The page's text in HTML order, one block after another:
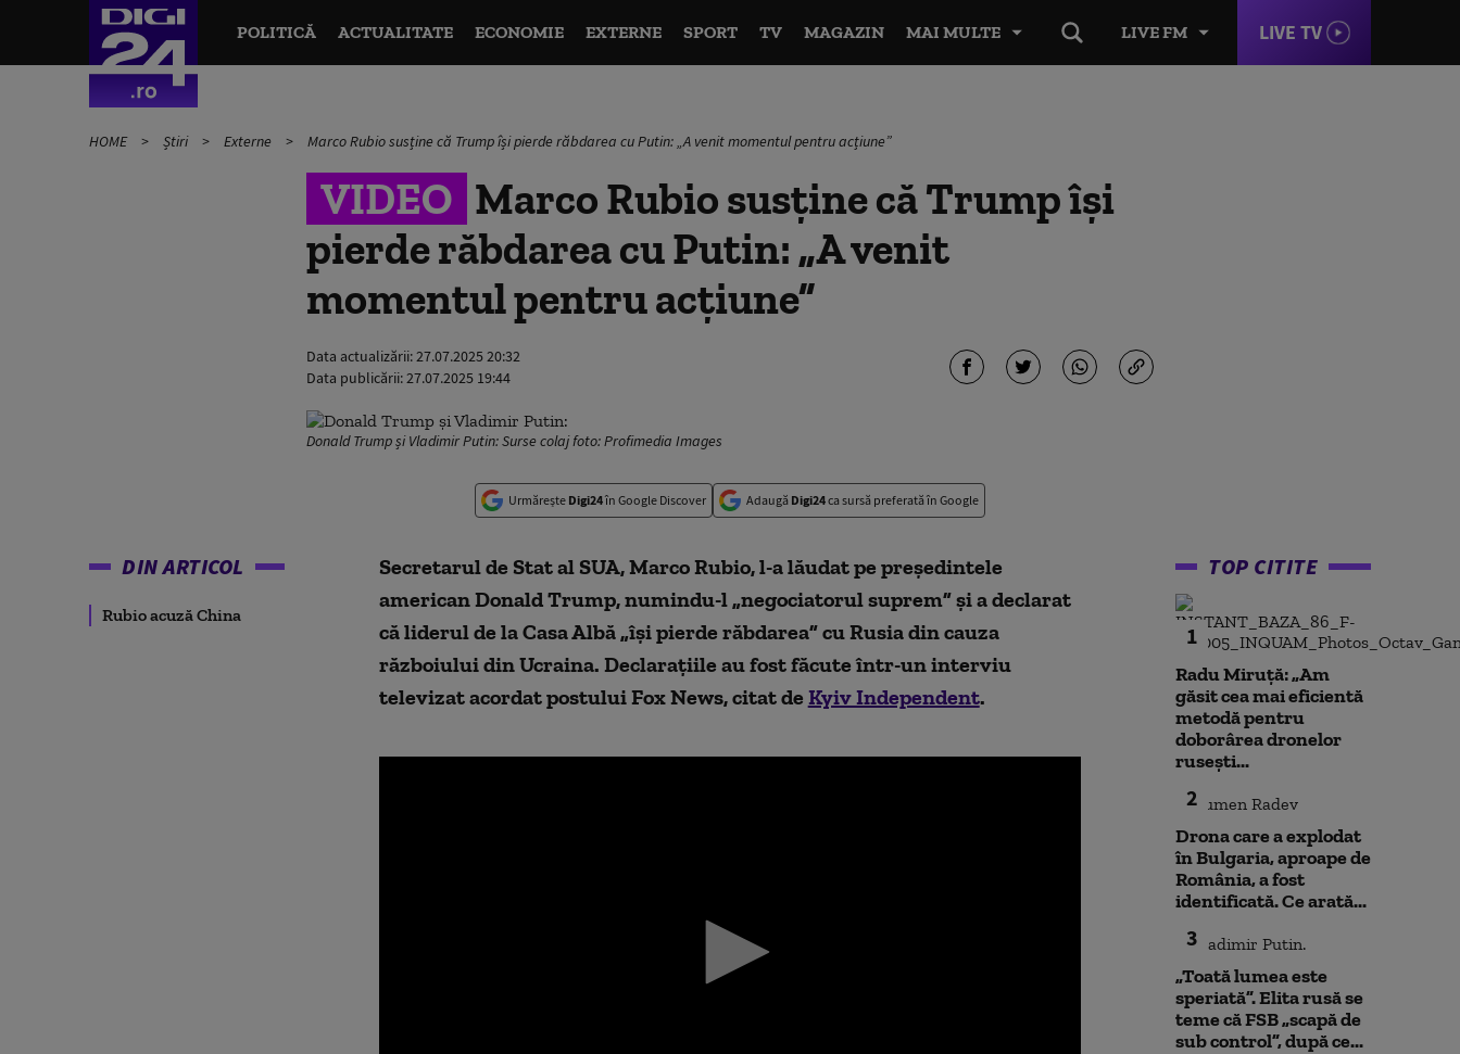
LIVE FM LIVE TV
POLITICĂ ACTUALITATE ECONOMIE EXTERNE SPORT TV MAGAZIN MAI MULTE
HOME Știri Externe Marco Rubio susține că Trump își pierde răbdarea cu Putin: „A venit momentul pentru acțiune”
VIDEO Marco Rubio susține că Trump își
pierde răbdarea cu Putin: „A venit
momentul pentru acțiune”
Data actualizării:27.07.2025 20:32
Data publicării:27.07.2025 19:44
Donald Trump și Vladimir Putin: Surse colaj foto: Profimedia Images
Urmărește Digi24în Google Discover Adaugă Digi24ca sursă preferată în Google
DIN ARTICOL
Rubio acuză China
Secretarul de Stat al SUA, Marco Rubio, l-a lăudat pe președintele
american Donald Trump, numindu-l „negociatorul suprem” și a declarat
că liderul de la Casa Albă „își pierde răbdarea” cu Rusia din cauza
războiului din Ucraina. Declarațiile au fost făcute într-un interviu
televizat acordat postului Fox News, citat de Kyiv Independent.
TOP CITITE
1
Radu Miruță: „Am
găsit cea mai eficientă
metodă pentru
doborârea dronelor
rusești...
2
Drona care a explodat
în Bulgaria, aproape de
România, a fost
identificată. Ce arată...
3
„Toată lumea este
speriată”. Elita rusă se
teme că FSB „scapă de
sub control”, după ce...